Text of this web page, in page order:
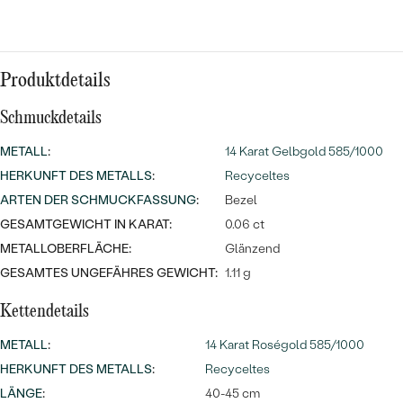
Wave Kollektion
ANSEHEN
NACH DER FORM
DIAMANTEN
Ohrrinnge
Personalisierte
Halsketten
Meistverkaufte
Ringe
Produktdetails
Schmuckdetails
METALL:
14 Karat Gelbgold 585/1000
HERKUNFT DES METALLS:
Recyceltes
ARTEN DER SCHMUCKFASSUNG:
Bezel
GESAMTGEWICHT IN KARAT:
0.06 ct
METALLOBERFLÄCHE:
Glänzend
GESAMTES UNGEFÄHRES GEWICHT: 1.11 g
Kettendetails
METALL:
14 Karat Roségold 585/1000
HERKUNFT DES METALLS:
Recyceltes
LÄNGE:
40-45 cm